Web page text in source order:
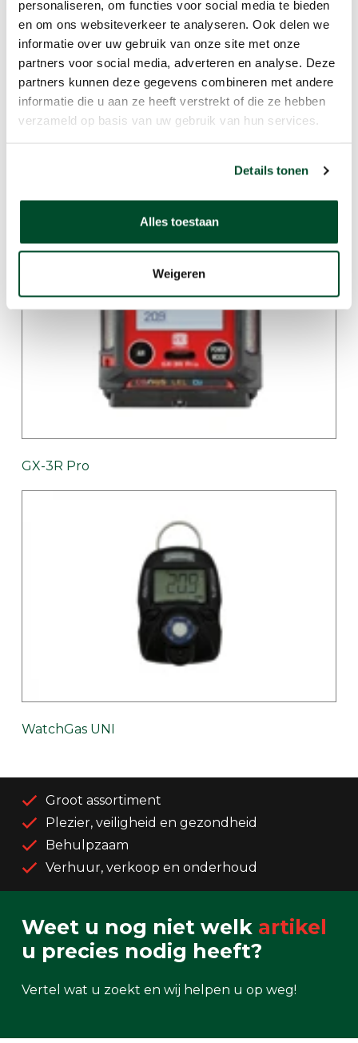
personaliseren, om functies voor social media te bieden
en om ons websiteverkeer te analyseren. Ook delen we
informatie over uw gebruik van onze site met onze
partners voor social media, adverteren en analyse. Deze
partners kunnen deze gegevens combineren met andere
informatie die u aan ze heeft verstrekt of die ze hebben
verzameld op basis van uw gebruik van hun services.
Details tonen
Alles toestaan
Weigeren
GX-3R
GX-3R Pro
WatchGas UNI
Groot assortiment
Plezier, veiligheid en gezondheid
Behulpzaam
Verhuur, verkoop en onderhoud
Weet u nog niet welk artikel
u precies nodig heeft?
Vertel wat u zoekt en wij helpen u op weg!